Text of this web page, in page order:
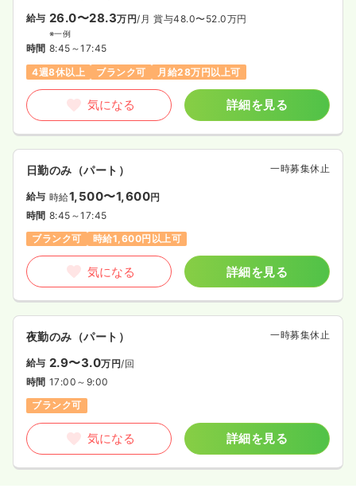
給与 26.0〜28.3万円/月 賞与48.0〜52.0万円
※一例
時間 8:45～17:45
4週8休以上
ブランク可 月給28万円以上可
気になる 詳細を見る
日勤のみ（パート） 一時募集休止
給与 時給1,500〜1,600円
時間 8:45～17:45
ブランク可
時給1,600円以上可
気になる 詳細を見る
夜勤のみ（パート） 一時募集休止
給与 2.9〜3.0万円/回
時間 17:00～9:00
ブランク可
気になる 詳細を見る